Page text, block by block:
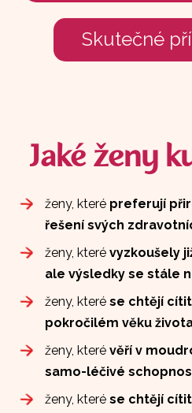
Skutečné
Jaké ženy
ženy, které preferují
řešení svých
ženy, kterévyzkoušely
ale výsledky se stále
ženy, kterése chtějí
pokročilém věku
ženy, kterévěří v
samo-léčivé
ženy, kterése chtějí